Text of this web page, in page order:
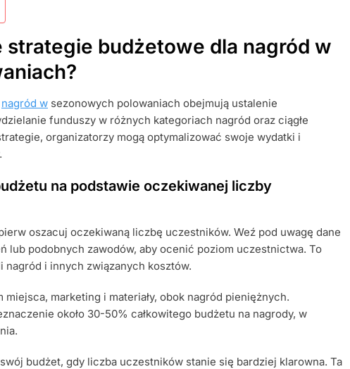
strategie budżetowe dla nagród w
nagród w sezonowych polowaniach obejmują ustalenie
funduszy w różnych kategoriach nagród oraz ciągłe
organizatorzy mogą optymalizować swoje wydatki i
na podstawie oczekiwanej liczby
oszacuj oczekiwaną liczbę uczestników. Weź pod uwagę dane
lub podobnych zawodów, aby ocenić poziom uczestnictwa. To
nagród i innych związanych kosztów.
marketing i materiały, obok nagród pieniężnych.
około 30-50% całkowitego budżetu na nagrody, w
budżet, gdy liczba uczestników stanie się bardziej klarowna. Ta